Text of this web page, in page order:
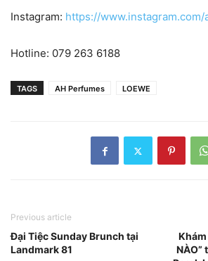
Instagram: https://
Hotline: 079 263 6188
TAGS AH Perfumes LOEWE
Previous article
Đại Tiệc Sunday Brunch tại
Landmark 81
NÀO”